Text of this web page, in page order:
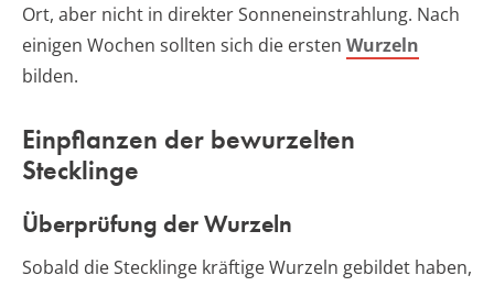
Ort, aber nicht in direkter Sonneneinstrahlung. Nach
einigen Wochen sollten sich die ersten Wurzeln
bilden.
Einpflanzen der bewurzelten
Stecklinge
Überprüfung der Wurzeln
Sobald die Stecklinge kräftige Wurzeln gebildet haben,